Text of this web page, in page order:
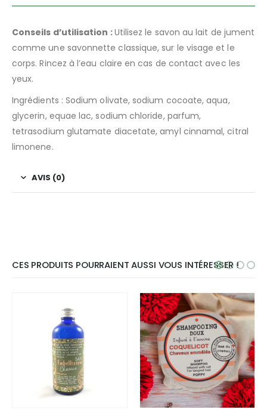
Conseils d’utilisation :Utilisez le savon au lait de jument
comme une savonnette classique, sur le visage et le
corps. Rincez à l’eau claire en cas de contact avec les
yeux.
Ingrédients : Sodium olivate, sodium cocoate, aqua,
glycerin, equae lac, sodium chloride, parfum,
tetrasodium glutamate diacetate, amyl cinnamal, citral
limonene.
AVIS (0)
CES PRODUITS POURRAIENT AUSSI VOUS INTÉRESSER !